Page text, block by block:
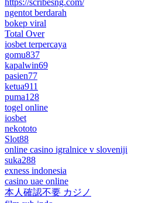
https://scribesng.com/
ngentot berdarah
bokep viral
Total Over
iosbet terpercaya
gomu837
kapalwin69
pasien77
ketua911
puma128
togel online
iosbet
nekototo
Slot88
online casino igralnice v sloveniji
suka288
exness indonesia
casino uae online
本人確認不要 カジノ